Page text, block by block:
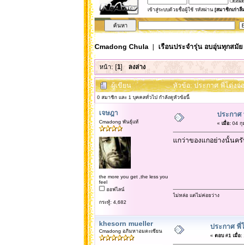
เข้าสู่ระบบด้วยชื่อผู้ใช้ รหัสผ่าน [สมาชิกเก่าลื
Cmadong Chula| เรือนประจำรุ่น อบอุ่นทุกสมัย
หน้า: [1] ลงล่าง
ผู้เขียน หัวข้อ: ประกาศ พี่โด่งจ่
0 สมาชิก และ 1 บุคคลทั่วไป กำลังดูหัวข้อนี้
เจษฎา
Cmadong พันธุ์แท้
the more you get ,the less you
feel
ออฟไลน์
กระทู้: 4,682
ประกาศ
« เมื่อ:04 กุ
แกว่าของแกอย่างนั้นค
ไม่หล่อ แต่ไม่ค่อยว่าง
khesorn mueller
Cmadong อภิมหาอมตะเซียน
ประกาศ พี่
« ตอบ #1 เมื่อ: